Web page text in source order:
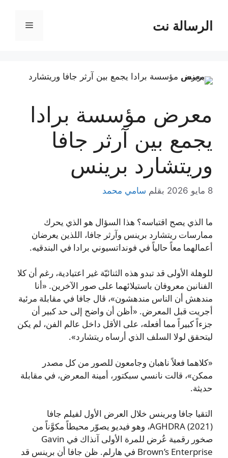
المحتوىالرسالة نت القائمة
معرض مؤسسة برادا
يجمع بين آرثر جافا
وريتشارد برينس
8 مايو 2026 بقلم سامي محمد
ما الذي يصح اقتباسه؟ هذا السؤال هو الذي يحرك
ممارسات ريتشارد برينس وآرثر جافا، اللذين يعرضان
أعمالهما معاً حالياً في فونداتسيوني برادا في البندقيه.
للوهلة الأولى قد تبدو هذه الثنائيّة غير اعتيادية، رغم أن كلا
الفنانين معروفان باستيلائهما على صور الآخرين. «أنا
مندهش أن الناس مندهشون»، قال جافا في مقابلة مرئية
أجريت قبل المعرض. «أظن أن واضح إلى حد كبير أن
جزءاً كبيراً مما أفعله، على الأقل داخل عالم الفن، لم يكن
ليتحقق لولا السلف الذي أرساه ريتشارد».
«كلاهما فعلاً ناهبان وجامعون للصور من كل مصدر
ممكن»، قالت نانسي سبكتور، أمينة المعرض، في مقابلة
حديثة.
التقيا جافا وبرينس خلال العرض الأول لفيلم جافا
AGHDRA (2021)، وهو فيديو يصوّر محيطاً مكوَّناً من
صخور رقمية عُرض للمرة الأولى آنذاك في Gavin
Brown’s Enterprise في هارلم. ظن جافا أن برينس قد